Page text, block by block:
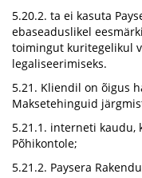
5.20.2. ta ei kasuta
ebaseaduslikel
toimingut kuritegelikul
legaliseerimiseks.
5.21. Kliendil on õigus
Maksetehinguid
5.21.1. interneti kaudu,
Põhikontole;
5.21.2. Paysera